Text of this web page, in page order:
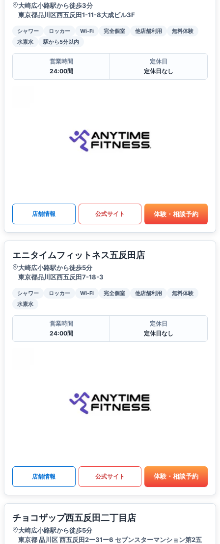
大崎広小路駅から徒歩3分
東京都品川区西五反田1-11-8大成ビル3F
シャワー ロッカー Wi-Fi 完全個室 他店舗利用
無料体験
水素水
駅から5分以内
営業時間
24:00間
定休日
定休日なし
店舗情報 公式サイト 体験・相談予約
エニタイムフィットネス五反田店
大崎広小路駅から徒歩5分
東京都品川区西五反田7-18-3
シャワー ロッカー Wi-Fi 完全個室 他店舗利用
無料体験
水素水
営業時間
24:00間
定休日
定休日なし
店舗情報 公式サイト 体験・相談予約
チョコザップ西五反田二丁目店
大崎広小路駅から徒歩5分
東京都 品川区 西五反田2ー31ー6 セブンスターマンション第2五